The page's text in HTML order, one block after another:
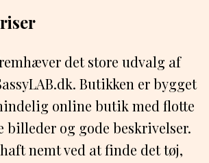
det store udvalg af
Butikken er bygget
online butik med flotte
billeder og gode beskrivelser.
nemt ved at finde det tøj,